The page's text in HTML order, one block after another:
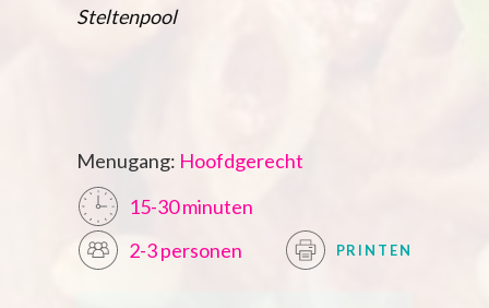
Steltenpool
Menugang: Hoofdgerecht
15-30 minuten
2-3 personen
PRINTEN